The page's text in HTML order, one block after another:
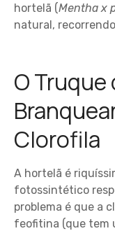
hortelã (Mentha x
natural,
O
Clorofila
A hortelã é
fotossintético
problema é que a
feofitina (que tem